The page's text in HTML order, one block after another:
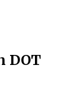
DOT